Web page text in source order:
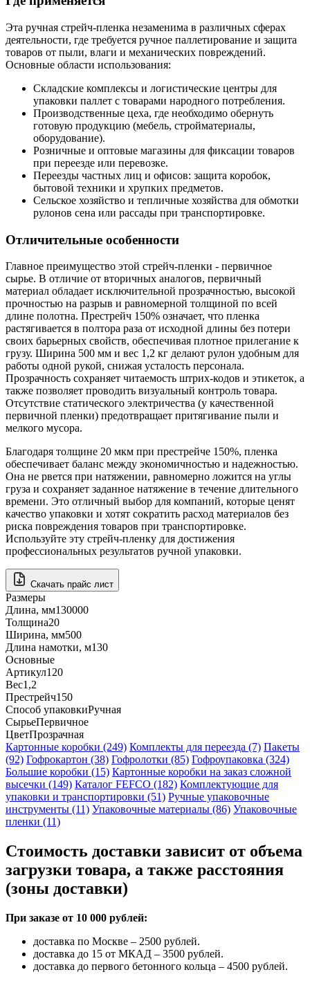
Эта ручная стрейч-пленка незаменима в различных сферах
деятельности, где требуется ручное паллетирование и защита
товаров от пыли, влаги и механических повреждений.
Основные области использования:
Складские комплексы и логистические центры для
упаковки паллет с товарами народного потребления.
Производственные цеха, где необходимо обернуть
готовую продукцию (мебель, стройматериалы,
оборудование).
Розничные и оптовые магазины для фиксации товаров
при переезде или перевозке.
Переезды частных лиц и офисов: защита коробок,
бытовой техники и хрупких предметов.
Сельское хозяйство и тепличные хозяйства для обмотки
рулонов сена или рассады при транспортировке.
Отличительные особенности
Главное преимущество этой стрейч-пленки - первичное
сырье. В отличие от вторичных аналогов, первичный
материал обладает исключительной прозрачностью, высокой
прочностью на разрыв и равномерной толщиной по всей
длине полотна. Престрейч 150% означает, что пленка
растягивается в полтора раза от исходной длины без потери
своих барьерных свойств, обеспечивая плотное прилегание к
грузу. Ширина 500 мм и вес 1,2 кг делают рулон удобным для
работы одной рукой, снижая усталость персонала.
Прозрачность сохраняет читаемость штрих-кодов и этикеток, а
также позволяет проводить визуальный контроль товара.
Отсутствие статического электричества (у качественной
первичной пленки) предотвращает притягивание пыли и
мелкого мусора.
Благодаря толщине 20 мкм при престрейче 150%, пленка
обеспечивает баланс между экономичностью и надежностью.
Она не рвется при натяжении, равномерно ложится на углы
груза и сохраняет заданное натяжение в течение длительного
времени. Это отличный выбор для компаний, которые ценят
качество упаковки и хотят сократить расход материалов без
риска повреждения товаров при транспортировке.
Используйте эту стрейч-пленку для достижения
профессиональных результатов ручной упаковки.
Скачать прайс лист
Размеры
Длина, мм130000
Толщина20
Ширина, мм500
Длина намотки, м130
Основные
Артикул120
Вес1,2
Престрейч150
Способ упаковкиРучная
СырьеПервичное
ЦветПрозрачная
Картонные коробки (249) Комплекты для переезда (7) Пакеты
(92) Гофрокартон (38) Гофролотки (85) Гофроупаковка (324)
Большие коробки (15) Картонные коробки на заказ сложной
высечки (149) Каталог FEFCO (182) Комплектующие для
упаковки и транспортировки (51) Ручные упаковочные
инструменты (11) Упаковочные материалы (86) Упаковочные
пленки (11)
Стоимость доставки зависит от объема
загрузки товара, а также расстояния
(зоны доставки)
При заказе от 10 000 рублей:
доставка по Москве – 2500 рублей.
доставка до 15 от МКАД – 3500 рублей.
доставка до первого бетонного кольца – 4500 рублей.